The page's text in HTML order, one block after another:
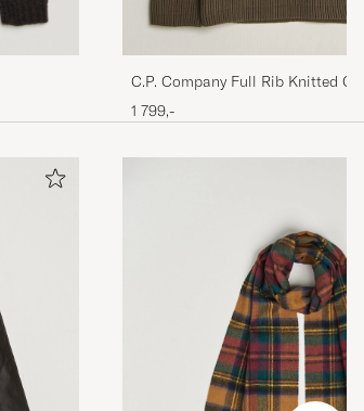
C.P. Company Full Rib Knitted
Dark Green
1 799,-